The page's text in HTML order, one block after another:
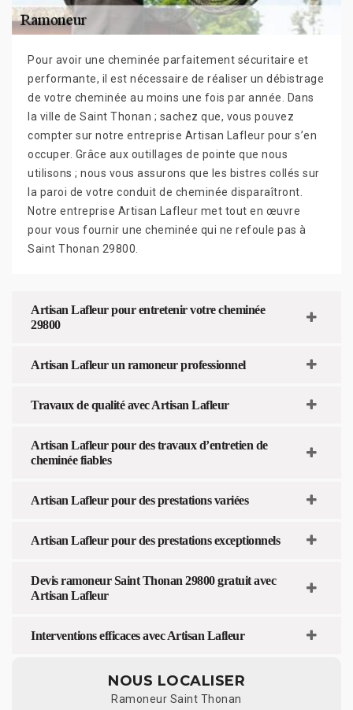
Pour avoir une cheminée parfaitement sécuritaire et
performante, il est nécessaire de réaliser un débistrage
de votre cheminée au moins une fois par année. Dans
la ville de Saint Thonan ; sachez que, vous pouvez
compter sur notre entreprise Artisan Lafleur pour s’en
occuper. Grâce aux outillages de pointe que nous
utilisons ; nous vous assurons que les bistres collés sur
la paroi de votre conduit de cheminée disparaîtront.
Notre entreprise Artisan Lafleur met tout en œuvre
pour vous fournir une cheminée qui ne refoule pas à
Saint Thonan 29800.
Artisan Lafleur pour entretenir votre cheminée
29800
Artisan Lafleur un ramoneur professionnel
Travaux de qualité avec Artisan Lafleur
Artisan Lafleur pour des travaux d’entretien de
cheminée fiables
Artisan Lafleur pour des prestations variées
Artisan Lafleur pour des prestations exceptionnels
Devis ramoneur Saint Thonan 29800 gratuit avec
Artisan Lafleur
Interventions efficaces avec Artisan Lafleur
NOUS LOCALISER
Ramoneur Saint Thonan